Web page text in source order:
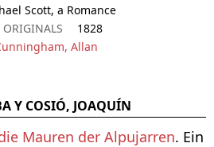
Scott, a Romance
ORIGINALS
1828
Allan
Y COSIÓ, JOAQUÍN
Mauren der Alpujarren. Ein